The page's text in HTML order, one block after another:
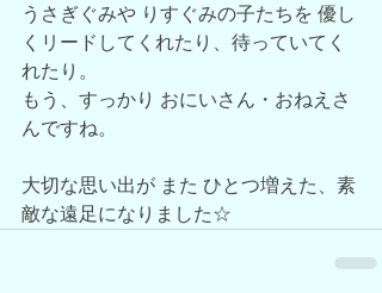
うさぎぐみや りすぐみの子たちを 優し
くリードしてくれたり、待っていてく
れたり。
もう、すっかり おにいさん・おねえさ
んですね。
大切な思い出が また ひとつ増えた、素
敵な遠足になりました☆